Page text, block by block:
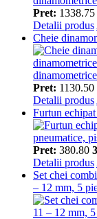
Pret: 1338.75
Detalii produs
Cheie
Pret: 1130.50
Detalii produs
Furtun
Pret: 380.80
Detalii produs
Set chei
– 12 mm, 5